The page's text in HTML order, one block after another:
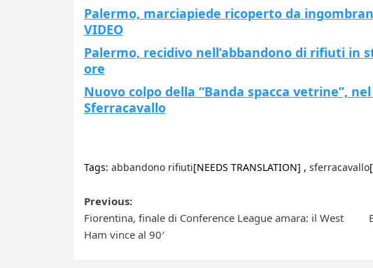
Palermo, marciapiede ricoperto da
VIDEO
Palermo, recidivo nell’abbandono di rifiuti in
ore
Nuovo colpo della “Banda spacca vetrine”,
Sferracavallo
Tags: abbandono rifiuti[NEEDS TRANSLATION] , sferracavallo
Post
navigation
Previous:
Fiorentina, finale di Conference League amara: il West
Ham vince al 90′